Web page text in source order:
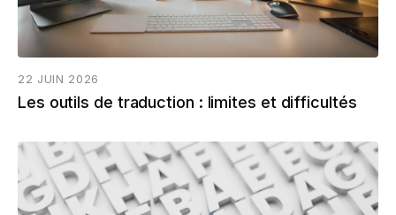
22 JUIN 2026
Les outils de traduction : limites et difficultés